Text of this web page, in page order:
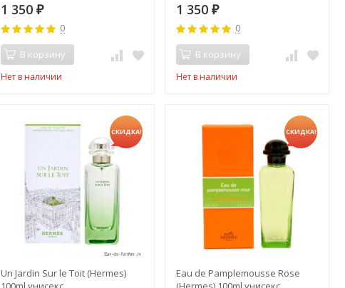
1 350₽
0
В корзину
Нет в наличии
1 350 ₽
0
В корзину
Нет в наличии
СКИДКА!
Un Jardin Sur le Toit (Hermes)
СКИДКА!
Eau de Pamplemousse Rose